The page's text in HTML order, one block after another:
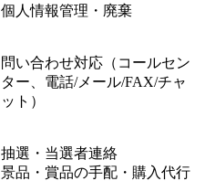
個人情報管理・廃棄
問い合わせ対応（コールセン
ター、電話/メール/FAX/チャ
ット）
抽選・当選者連絡
景品・賞品の手配・購入代行